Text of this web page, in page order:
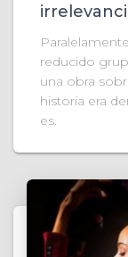
reducido
una obra
historia era
es.